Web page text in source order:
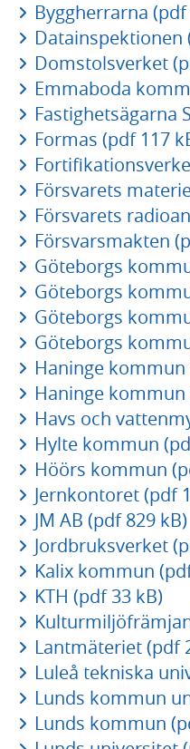
Byggherrarna (pdf
Datainspektionen
Domstolsverket
Emmaboda
Fastighetsägarna
Formas (pdf 117
Försvarets
Försvarets
Försvarsmakten
Göteborgs
Göteborgs
Göteborgs
Göteborgs
Haninge kommun
Haninge kommun
Havs och
Hylte kommun
Höörs kommun
Jernkontoret (pdf
JM AB (pdf 829 kB)
Jordbruksverket
Kalix kommun
KTH (pdf 33 kB)
Lantmäteriet (pdf
Luleå tekniska
Lunds kommun
Lunds kommun